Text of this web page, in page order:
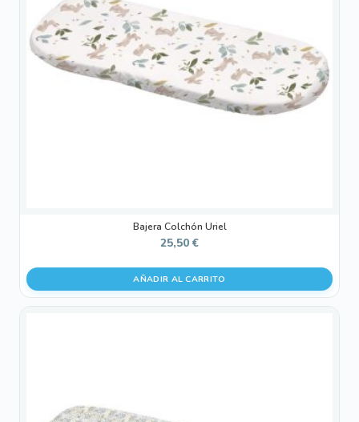
Bajera Colchón Uriel
25,50 €
AÑADIR AL CARRITO